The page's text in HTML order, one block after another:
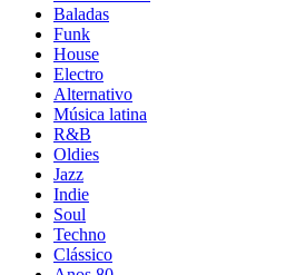
Baladas
Funk
House
Electro
Alternativo
Música latina
R&B
Oldies
Jazz
Indie
Soul
Techno
Clássico